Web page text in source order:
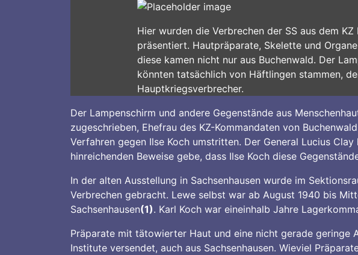
Hier wurden die Verbrechen der SS aus dem
präsentiert. Hautpräparate, Skelette und
diese kamen nicht nur aus Buchenwald. Der
könnten tatsächlich von Häftlingen stammen,
Hauptkriegsverbrecher.
Der Lampenschirm und andere Gegenstände aus
zugeschrieben, Ehefrau des KZ-Kommandaten von
Verfahren gegen Ilse Koch umstritten. Der General Lucius
hinreichenden Beweise gebe, dass Ilse Koch diese
In der alten Ausstellung in Sachsenhausen wurde im
Verbrechen gebracht. Lewe selbst war ab August 1940 bis
Sachsenhausen(1). Karl Koch war eineinhalb Jahre
Präparate mit tätowierter Haut und eine nicht gerade geringe
Institute versendet, auch aus Sachsenhausen. Wieviel